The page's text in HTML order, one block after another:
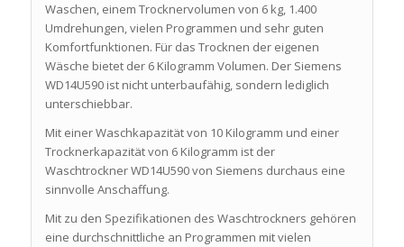
Waschen, einem Trocknervolumen von 6 kg, 1.400
Umdrehungen, vielen Programmen und sehr guten
Komfortfunktionen. Für das Trocknen der eigenen
Wäsche bietet der 6 Kilogramm Volumen. Der Siemens
WD14U590 ist nicht unterbaufähig, sondern lediglich
unterschiebbar.
Mit einer Waschkapazität von 10 Kilogramm und einer
Trocknerkapazität von 6 Kilogramm ist der
Waschtrockner WD14U590 von Siemens durchaus eine
sinnvolle Anschaffung.
Mit zu den Spezifikationen des Waschtrockners gehören
eine durchschnittliche an Programmen mit vielen